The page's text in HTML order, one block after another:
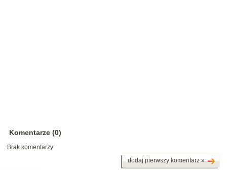
Komentarze (0)
Brak komentarzy
dodaj pierwszy komentarz »